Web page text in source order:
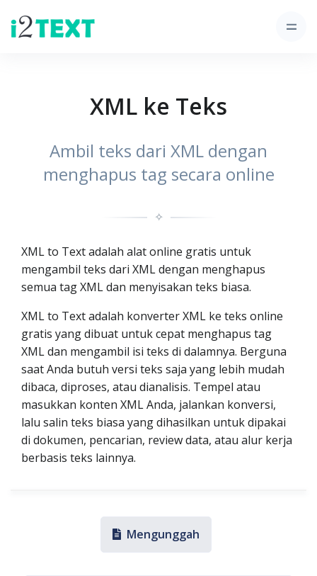
XML ke Teks
Ambil teks dari XML dengan
menghapus tag secara online
✧
XML to Text adalah alat online gratis untuk
mengambil teks dari XML dengan menghapus
semua tag XML dan menyisakan teks biasa.
XML to Text adalah konverter XML ke teks online
gratis yang dibuat untuk cepat menghapus tag
XML dan mengambil isi teks di dalamnya. Berguna
saat Anda butuh versi teks saja yang lebih mudah
dibaca, diproses, atau dianalisis. Tempel atau
masukkan konten XML Anda, jalankan konversi,
lalu salin teks biasa yang dihasilkan untuk dipakai
di dokumen, pencarian, review data, atau alur kerja
berbasis teks lainnya.
Mengunggah